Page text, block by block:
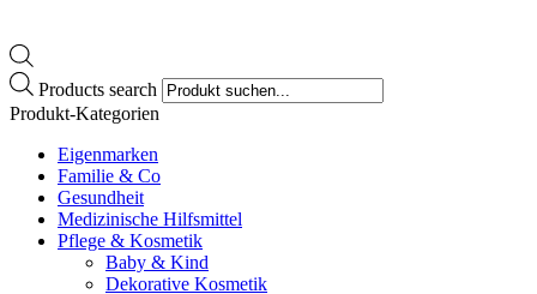
Products search
Produkt-Kategorien
Eigenmarken
Familie & Co
Gesundheit
Medizinische Hilfsmittel
Pflege & Kosmetik
Baby & Kind
Dekorative Kosmetik